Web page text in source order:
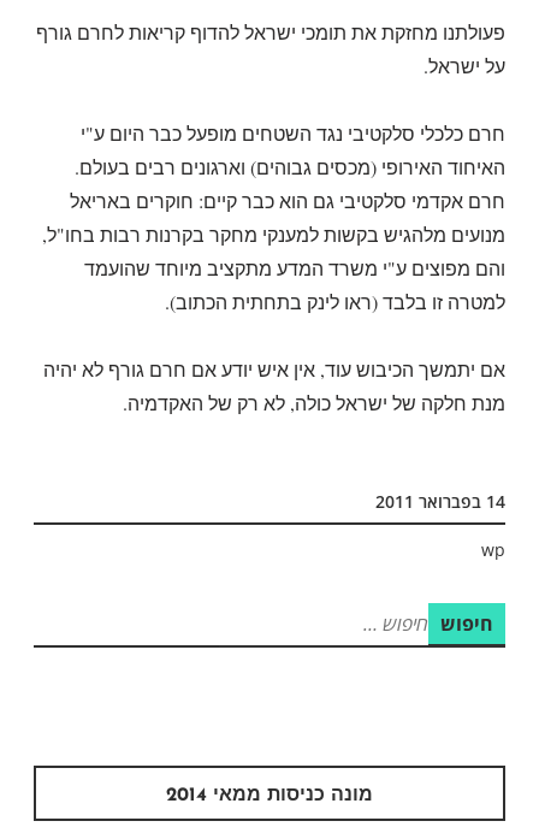
פעולתנו מחזקת את תומכי ישראל להדוף קריאות לחרם גורף
על ישראל.
חרם כלכלי סלקטיבי נגד השטחים מופעל כבר היום ע"י
האיחוד האירופי (מכסים גבוהים) וארגונים רבים בעולם.
חרם אקדמי סלקטיבי גם הוא כבר קיים: חוקרים באריאל
מנועים מלהגיש בקשות למענקי מחקר בקרנות רבות בחו"ל,
והם מפוצים ע"י משרד המדע מתקציב מיוחד שהועמד
למטרה זו בלבד (ראו לינק בתחתית הכתוב).
אם יתמשך הכיבוש עוד, אין איש יודע אם חרם גורף לא יהיה
מנת חלקה של ישראל כולה, לא רק של האקדמיה.
14 בפברואר 2011
wp
חיפוש:
מונה כניסות ממאי 2014